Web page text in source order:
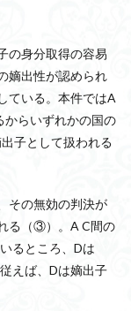
の身分取得の容易
嫡出性が認められ
ている。本件ではA
からいずれかの国の
子として扱われる
その無効の判決が
る（③）。A C間の
るところ、Dは
えば、Dは嫡出子